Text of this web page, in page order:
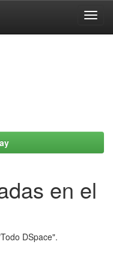
en el
DSpace".